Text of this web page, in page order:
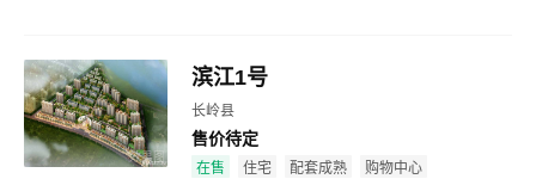
效果图
滨江1号
长岭县
售价待定
在售 住宅 配套成熟 购物中心